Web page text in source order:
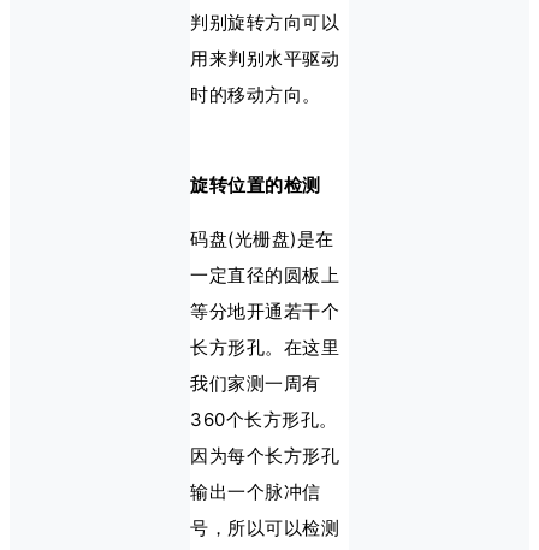
判别旋转方向可以
用来判别水平驱动
时的移动方向。
旋转位置的检测
码盘(光栅盘)是在
一定直径的圆板上
等分地开通若干个
长方形孔。在这里
我们家测一周有
360个长方形孔。
因为每个长方形孔
输出一个脉冲信
号，所以可以检测